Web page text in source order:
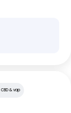
CBD & vap